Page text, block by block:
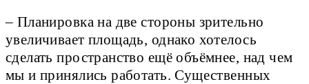
– Планировка на две стороны зрительно
увеличивает площадь, однако хотелось
сделать пространство ещё объёмнее, над чем
мы и принялись работать. Существенных